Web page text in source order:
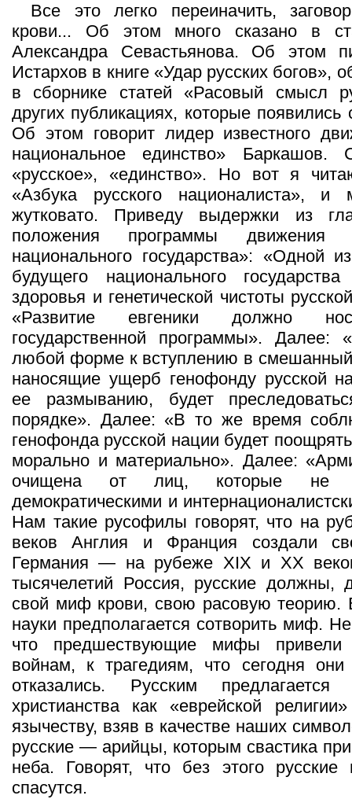
Все это легко переиначить,
крови... Об этом много сказано в
Александра Севастьянова. Об этом
Истархов в книге «Удар русских богов»,
в сборнике статей «Расовый смысл
других публикациях, которые появились
Об этом говорит лидер известного
национальное единство» Баркашов.
«русское», «единство». Но вот я
«Азбука русского националиста», и
жутковато. Приведу выдержки из
положения программы движения
национального государства»: «Одной
будущего национального
здоровья и генетической чистоты
«Развитие евгеники должно
государственной программы». Далее:
любой форме к вступлению в смешанный
наносящие ущерб генофонду русской
ее размыванию, будет
порядке». Далее: «В то же время
генофонда русской нации будет
морально и материально». Далее:
очищена от лиц, которые не
демократическими и
Нам такие русофилы говорят, что на
веков Англия и Франция создали
Германия — на рубеже XIX и XX
тысячелетий Россия, русские должны,
свой миф крови, свою расовую теорию.
науки предполагается сотворить миф.
что предшествующие мифы
войнам, к трагедиям, что сегодня
отказались. Русским предлагается
христианства как «еврейской
язычеству, взяв в качестве наших
русские — арийцы, которым свастика
неба. Говорят, что без этого
спасутся.